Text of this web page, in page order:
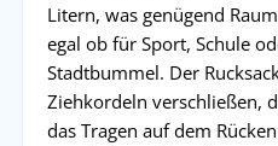
Litern, was genügend
egal ob für Sport, Schule
Stadtbummel. Der
Ziehkordeln verschließen,
das Tragen auf dem